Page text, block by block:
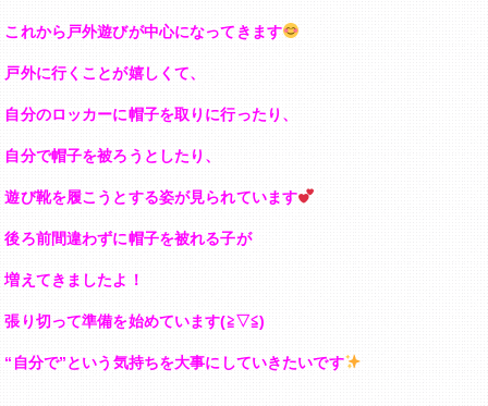
これから戸外遊びが中心になってきます
戸外に行くことが嬉しくて、
自分のロッカーに帽子を取りに行ったり、
自分で帽子を被ろうとしたり、
遊び靴を履こうとする姿が見られています
後ろ前間違わずに帽子を被れる子が
増えてきましたよ！
張り切って準備を始めています(≧▽≦)
“自分で”という気持ちを大事にしていきたいです